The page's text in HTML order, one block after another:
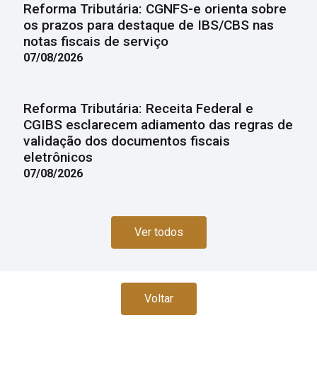
Reforma Tributária: CGNFS-e orienta sobre
os prazos para destaque de IBS/CBS nas
notas fiscais de serviço
07/08/2026
Reforma Tributária: Receita Federal e
CGIBS esclarecem adiamento das regras de
validação dos documentos fiscais
eletrônicos
07/08/2026
Ver todos
Voltar